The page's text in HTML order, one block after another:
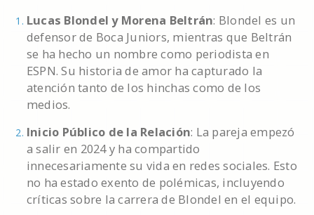
Lucas Blondel y Morena Beltrán: Blondel es un
defensor de Boca Juniors, mientras que Beltrán
se ha hecho un nombre como periodista en
ESPN. Su historia de amor ha capturado la
atención tanto de los hinchas como de los
medios.
Inicio Público de la Relación: La pareja empezó
a salir en 2024 y ha compartido
innecesariamente su vida en redes sociales. Esto
no ha estado exento de polémicas, incluyendo
críticas sobre la carrera de Blondel en el equipo.